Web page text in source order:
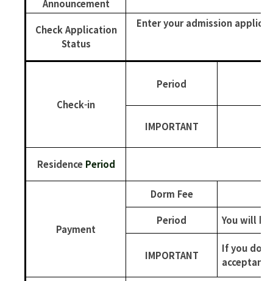
Announcement
Check Application
Status
Enter your admission
Check-in
Period
IMPORTANT
Residence Period
Payment
Dorm Fee
Period You will
IMPORTANT
If you